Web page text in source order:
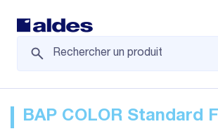
BAP COLOR Standard